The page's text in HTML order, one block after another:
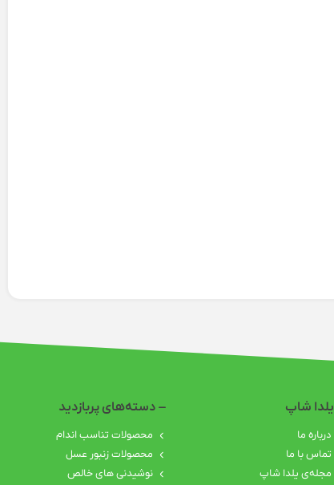
یلدا شاپ
درباره‌ ما
تماس با ما
مجله‌ی یلدا شاپ
دسته‌های پربازدید
محصولات تناسب اندام
محصولات زنبور عسل
نوشیدنی های خالص